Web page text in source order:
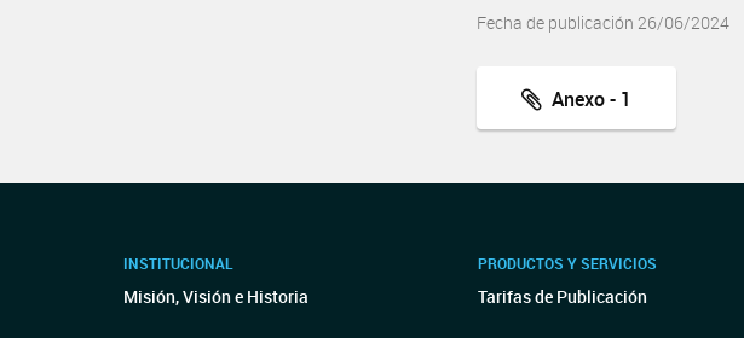
Fecha de publicación 26/06/2024
Anexo - 1
INSTITUCIONAL
Misión, Visión e Historia
PRODUCTOS Y SERVICIOS
Tarifas de Publicación